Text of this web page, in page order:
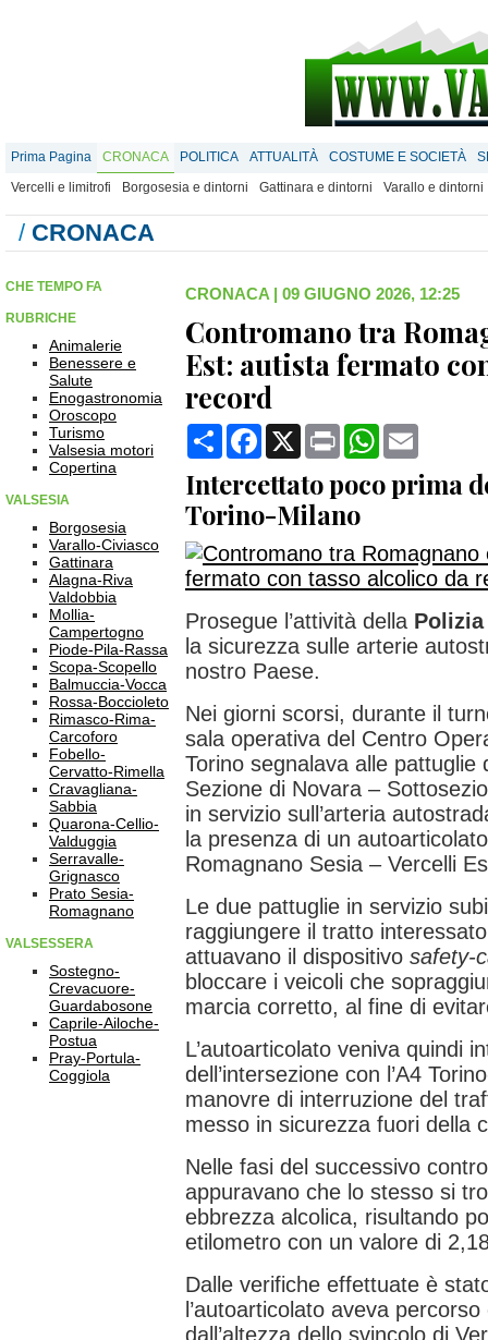
Prima Pagina CRONACA POLITICA ATTUALITÀ COSTUME E SOCIETÀ
Vercelli e limitrofi
Borgosesia e dintorni Gattinara e dintorni Varallo e dintorni
/ CRONACA
CHE TEMPO FA
RUBRICHE
Animalerie
Benessere e
Salute
Enogastronomia
Oroscopo
Turismo
Valsesia motori
Copertina
VALSESIA
Borgosesia
Varallo-Civiasco
Gattinara
Alagna-Riva
Valdobbia
Mollia-
Campertogno
Piode-Pila-Rassa
Scopa-Scopello
Balmuccia-Vocca
Rossa-Boccioleto
Rimasco-Rima-
Carcoforo
Fobello-
Cervatto-Rimella
Cravagliana-
Sabbia
Quarona-Cellio-
Valduggia
Serravalle-
Grignasco
Prato Sesia-
Romagnano
VALSESSERA
Sostegno-
Crevacuore-
Guardabosone
Caprile-Ailoche-
Postua
Pray-Portula-
Coggiola
CRONACA | 09 GIUGNO 2026, 12:25
Contromano tra
Est: autista fermato
record
CondividiFacebook
X Print WhatsApp
Intercettato poco prima
Torino-Milano
Prosegue l’attività della
la sicurezza sulle arterie
nostro Paese.
Nei giorni scorsi, durante il
sala operativa del Centro
Torino segnalava alle pattuglie
Sezione di Novara –
in servizio sull’arteria
la presenza di un
Romagnano Sesia – Vercelli
Le due pattuglie in servizio
raggiungere il tratto
attuavano il dispositivo safety-
bloccare i veicoli che
marcia corretto, al fine di
L’autoarticolato veniva quindi
dell’intersezione con l’A4
manovre di interruzione del
messo in sicurezza fuori della
Nelle fasi del successivo
appuravano che lo stesso si
ebbrezza alcolica, risultando
etilometro con un valore di
Dalle verifiche effettuate è
l’autoarticolato aveva
dall’altezza dello svincolo di